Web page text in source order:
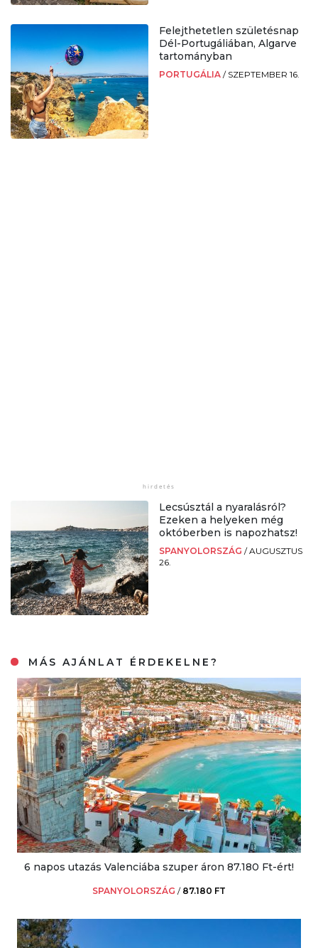
Felejthetetlen születésnap
Dél-Portugáliában, Algarve
tartományban
PORTUGÁLIA / SZEPTEMBER 16.
Lecsúsztál a nyaralásról?
Ezeken a helyeken még
októberben is napozhatsz!
SPANYOLORSZÁG /AUGUSZTUS
26.
MÁS AJÁNLAT ÉRDEKELNE?
6 napos utazás Valenciába szuper áron 87.180 Ft-ért!
SPANYOLORSZÁG / 87.180 FT